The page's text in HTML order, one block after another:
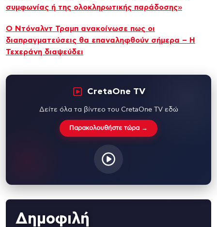
συμφωνίας ή της ολοκληρωτικής παράδοσης»
Ο Ντόναλντ Τραμπ ανακοίνωσε πως οι
διαπραγματεύσεις θα επαναληφθούν σήμερα – Η
Τεχεράνη διαψεύδει
CretaOne TV
Δείτε όλα τα βίντεο του CretaOne TV εδώ
Παρακολουθήστε τώρα →
Δημοφιλή